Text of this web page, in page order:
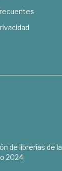
de librerías de la
2024